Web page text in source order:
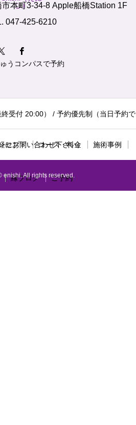
本町3-34-8 Apple船橋Station 1F
047-425-6210
うコンパスで予約
受付 20:00） / 予約優先制（当日予約で
にお問い合わせ下さい）
セプト コース・料金 施術事例
縁ブログ ご予約
enishi. All rights reserved.